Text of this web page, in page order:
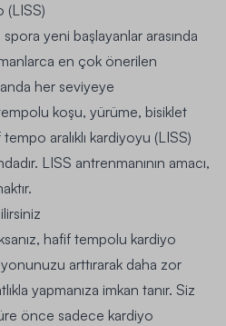
(LISS)
yeni başlayanlar arasında
en çok önerilen
her seviyeye
koşu, yürüme, bisiklet
aralıklı kardiyoyu (LISS)
LISS antrenmanının amacı,
hafif tempolu kardiyo
arttırarak daha zor
yapmanıza imkan tanır. Siz
önce sadece kardiyo